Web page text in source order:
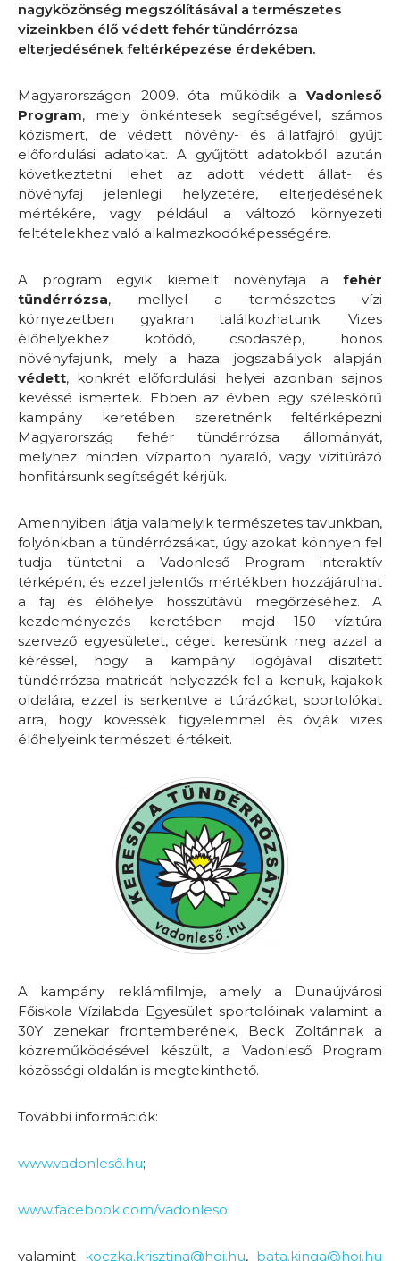
nagyközönség megszólításával a természetes
vizeinkben élő védett fehér tündérrózsa
elterjedésének feltérképezése érdekében.
Magyarországon 2009. óta működik a Vadonleső
Program, mely önkéntesek segítségével, számos
közismert, de védett növény- és állatfajról gyűjt
előfordulási adatokat. A gyűjtött adatokból azután
következtetni lehet az adott védett állat- és
növényfaj jelenlegi helyzetére, elterjedésének
mértékére, vagy például a változó környezeti
feltételekhez való alkalmazkodóképességére.
A program egyik kiemelt növényfaja a fehér
tündérrózsa, mellyel a természetes vízi
környezetben gyakran találkozhatunk. Vizes
élőhelyekhez kötődő, csodaszép, honos
növényfajunk, mely a hazai jogszabályok alapján
védett, konkrét előfordulási helyei azonban sajnos
kevéssé ismertek. Ebben az évben egy széleskörű
kampány keretében szeretnénk feltérképezni
Magyarország fehér tündérrózsa állományát,
melyhez minden vízparton nyaraló, vagy vízitúrázó
honfitársunk segítségét kérjük.
Amennyiben látja valamelyik természetes tavunkban,
folyónkban a tündérrózsákat, úgy azokat könnyen fel
tudja tüntetni a Vadonleső Program interaktív
térképén, és ezzel jelentős mértékben hozzájárulhat
a faj és élőhelye hosszútávú megőrzéséhez. A
kezdeményezés keretében majd 150 vízitúra
szervező egyesületet, céget keresünk meg azzal a
kéréssel, hogy a kampány logójával díszitett
tündérrózsa matricát helyezzék fel a kenuk, kajakok
oldalára, ezzel is serkentve a túrázókat, sportolókat
arra, hogy kövessék figyelemmel és óvják vizes
élőhelyeink természeti értékeit.
A kampány reklámfilmje, amely a Dunaújvárosi
Főiskola Vízilabda Egyesület sportolóinak valamint a
30Y zenekar frontemberének, Beck Zoltánnak a
közreműködésével készült, a Vadonleső Program
közösségi oldalán is megtekinthető.
További információk:
www.vadonleső.hu;
www.facebook.com/vadonleso
valamint koczka.krisztina@hoi.hu, bata.kinga@hoi.hu